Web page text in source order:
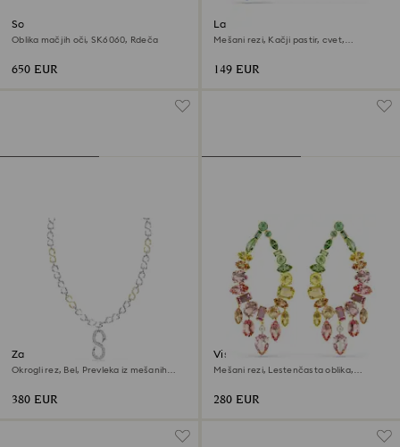
Sončna očala
Oblika mačjih oči, SK6060, Rdeča
650 EUR
Lasnica Ariana Grande x
Swarovski
Mešani rezi, Kačji pastir, cvet,
149 EUR
Za zapenjanje Dextera
Okrogli rez, Bel, Prevleka iz mešanih
380 EUR
Viseči uhani Gema
Mešani rezi, Lestenčasta oblika,
280 EUR